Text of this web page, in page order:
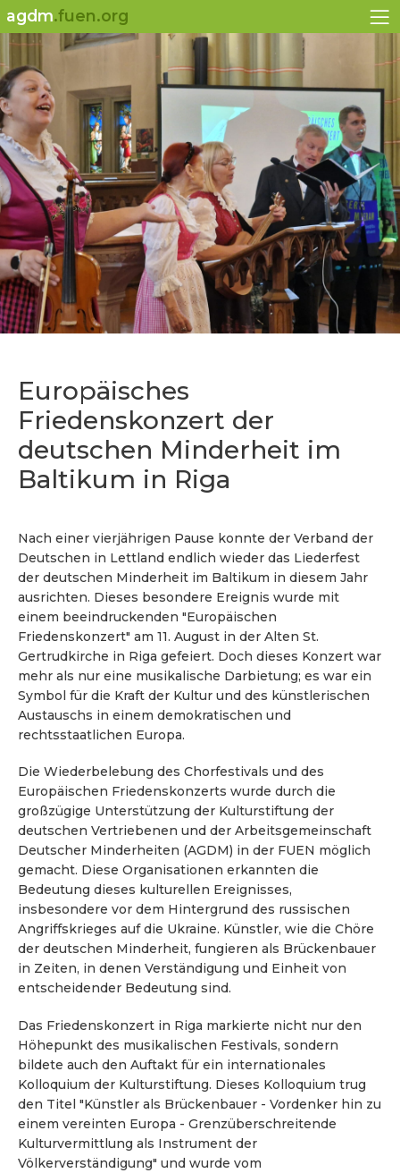
agdm.fuen.org
Europäisches
Friedenskonzert der
deutschen Minderheit im
Baltikum in Riga
Nach einer vierjährigen Pause konnte der Verband der
Deutschen in Lettland endlich wieder das Liederfest
der deutschen Minderheit im Baltikum in diesem Jahr
ausrichten. Dieses besondere Ereignis wurde mit
einem beeindruckenden "Europäischen
Friedenskonzert" am 11. August in der Alten St.
Gertrudkirche in Riga gefeiert. Doch dieses Konzert war
mehr als nur eine musikalische Darbietung; es war ein
Symbol für die Kraft der Kultur und des künstlerischen
Austauschs in einem demokratischen und
rechtsstaatlichen Europa.
Die Wiederbelebung des Chorfestivals und des
Europäischen Friedenskonzerts wurde durch die
großzügige Unterstützung der Kulturstiftung der
deutschen Vertriebenen und der Arbeitsgemeinschaft
Deutscher Minderheiten (AGDM) in der FUEN möglich
gemacht. Diese Organisationen erkannten die
Bedeutung dieses kulturellen Ereignisses,
insbesondere vor dem Hintergrund des russischen
Angriffskrieges auf die Ukraine. Künstler, wie die Chöre
der deutschen Minderheit, fungieren als Brückenbauer
in Zeiten, in denen Verständigung und Einheit von
entscheidender Bedeutung sind.
Das Friedenskonzert in Riga markierte nicht nur den
Höhepunkt des musikalischen Festivals, sondern
bildete auch den Auftakt für ein internationales
Kolloquium der Kulturstiftung. Dieses Kolloquium trug
den Titel "Künstler als Brückenbauer - Vordenker hin zu
einem vereinten Europa - Grenzüberschreitende
Kulturvermittlung als Instrument der
Völkerverständigung" und wurde vom